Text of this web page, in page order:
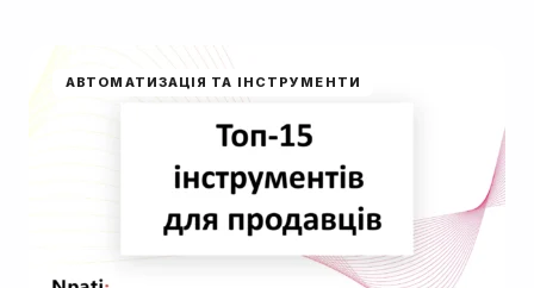
АВТОМАТИЗАЦІЯ ТА ІНСТРУМЕНТИ